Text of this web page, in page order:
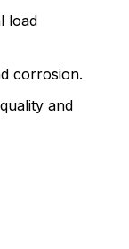
load
corrosion.
and